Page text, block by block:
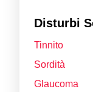
Disturbi
Tinnito
Sordità
Glaucoma